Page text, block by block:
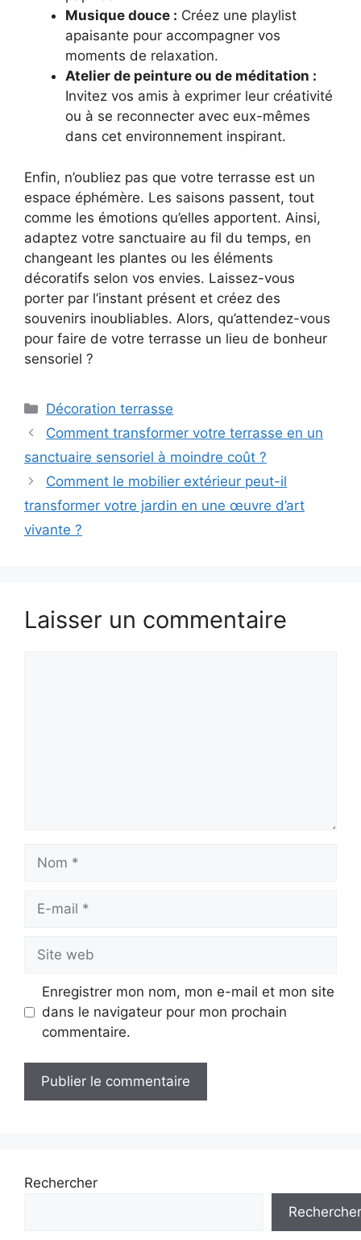
Musique douce : Créez une playlist
apaisante pour accompagner vos
moments de relaxation.
Atelier de peinture ou de méditation :
Invitez vos amis à exprimer leur créativité
ou à se reconnecter avec eux-mêmes
dans cet environnement inspirant.
Enfin, n’oubliez pas que votre terrasse est un
espace éphémère. Les saisons passent, tout
comme les émotions qu’elles apportent. Ainsi,
adaptez votre sanctuaire au fil du temps, en
changeant les plantes ou les éléments
décoratifs selon vos envies. Laissez-vous
porter par l’instant présent et créez des
souvenirs inoubliables. Alors, qu’attendez-vous
pour faire de votre terrasse un lieu de bonheur
sensoriel ?
Catégories
Décoration terrasse
Comment transformer votre terrasse en un
sanctuaire sensoriel à moindre coût ?
Comment le mobilier extérieur peut-il
transformer votre jardin en une œuvre d’art
vivante ?
Laisser un commentaire
mail
web
Enregistrer mon nom, mon e-mail et mon site
dans le navigateur pour mon prochain
commentaire.
Rechercher
Rechercher